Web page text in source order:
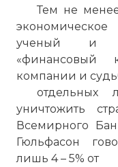
Тем не
экономическое
ученый и
«финансовый
компании и
уничтожить
Всемирного
Гюльфасон
лишь 4 – 5% от
Комментарий:
Проверочный